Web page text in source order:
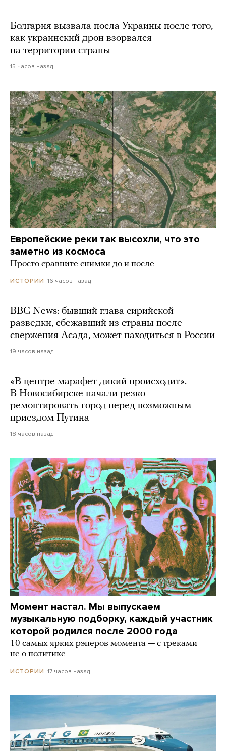
Болгария вызвала посла Украины после того,
как украинский дрон взорвался
на территории страны
15 часов назад
Европейские реки так высохли, что это
заметно из космоса
Просто сравните снимки до и после
ИСТОРИИ 16 часов назад
BBC News: бывший глава сирийской
разведки, сбежавший из страны после
свержения Асада, может находиться в России
19 часов назад
«В центре марафет дикий происходит».
В Новосибирске начали резко
ремонтировать город перед возможным
приездом Путина
18 часов назад
Момент настал. Мы выпускаем
музыкальную подборку, каждый участник
которой родился после 2000 года
10 самых ярких рэперов момента — с треками
не о политике
ИСТОРИИ 17 часов назад